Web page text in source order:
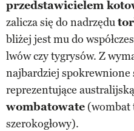
przedstawicielem
zalicza się do nadrzędu
bliżej jest mu do
lwów czy tygrysów. Z
najbardziej spokrewnione
reprezentujące
wombatowate (wombat
szerokogłowy).